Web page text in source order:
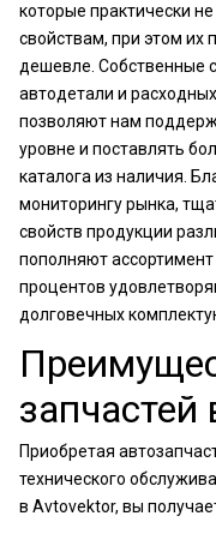
которые практически
свойствам, при этом их
дешевле. Собственные
автодетали и
позволяют нам
уровне и поставлять
каталога из наличия.
мониторингу рынка,
свойств продукции
пополняют
процентов
долговечных
Приобретая
технического
в Avtovektor, вы